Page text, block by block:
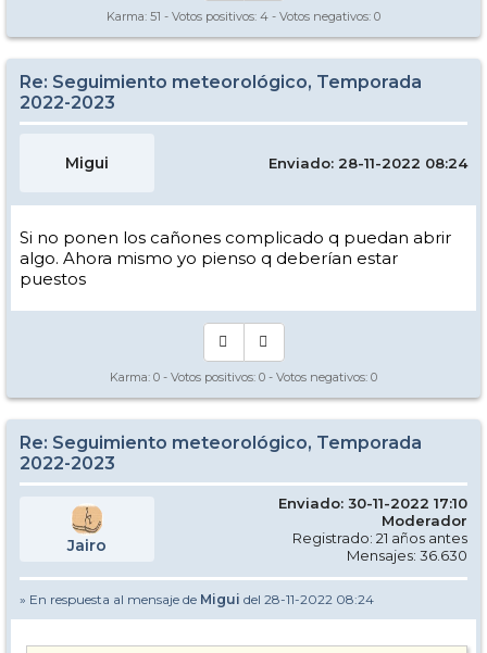
Karma: 51 - Votos positivos: 4 - Votos negativos: 0
Re: Seguimiento meteorológico, Temporada
2022-2023
Migui Enviado: 28-11-2022 08:24
Si no ponen los cañones complicado q puedan abrir
algo. Ahora mismo yo pienso q deberían estar
puestos
Karma: 0 - Votos positivos: 0 - Votos negativos: 0
Re: Seguimiento meteorológico, Temporada
2022-2023
Jairo
Enviado: 30-11-2022 17:10
Moderador
Registrado: 21 años antes
Mensajes: 36.630
» En respuesta al mensaje de Migui del 28-11-2022 08:24